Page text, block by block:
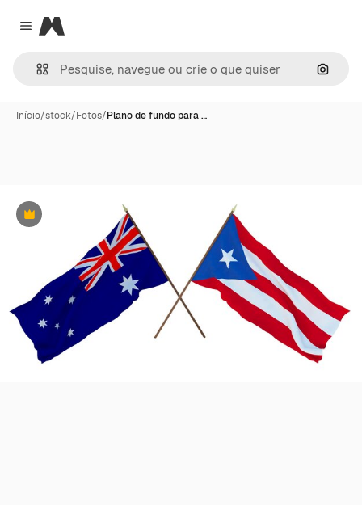
Close menu
Magnific
Início/stock/Fotos/Plano de fundo para …
Premium